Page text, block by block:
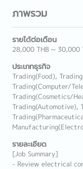
ภาพรวม
รายได้ต่อเดือน
28,000 THB ~ 30,000
ประเภทธุรกิจ
Trading(Food),
Trading(Computer/
Trading(Cosmetics/
Trading(Automotive),
รายละเอียด
[Job Summary]
- Review electrical